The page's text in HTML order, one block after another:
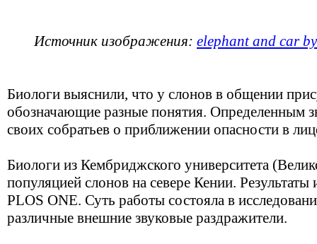
Источник изображения: elephant and car
Биологи выяснили, что у слонов в общении
обозначающие разные понятия. Определенным
своих собратьев о приближении опасности в
Биологи из Кембриджского университета
популяцией слонов на севере Кении.
PLOS ONE. Суть работы состояла в
различные внешние звуковые раздражители.